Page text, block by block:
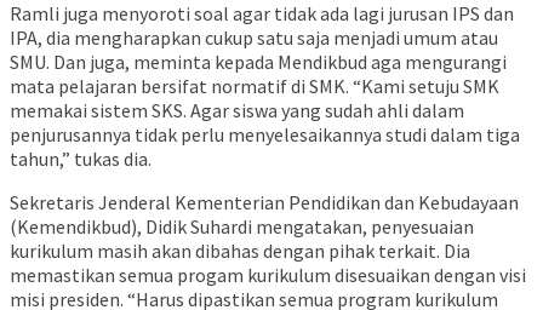
Ramli juga menyoroti soal agar tidak ada lagi jurusan IPS dan
IPA, dia mengharapkan cukup satu saja menjadi umum atau
SMU. Dan juga, meminta kepada Mendikbud aga mengurangi
mata pelajaran bersifat normatif di SMK. “Kami setuju SMK
memakai sistem SKS. Agar siswa yang sudah ahli dalam
penjurusannya tidak perlu menyelesaikannya studi dalam tiga
tahun,” tukas dia.
Sekretaris Jenderal Kementerian Pendidikan dan Kebudayaan
(Kemendikbud), Didik Suhardi mengatakan, penyesuaian
kurikulum masih akan dibahas dengan pihak terkait. Dia
memastikan semua progam kurikulum disesuaikan dengan visi
misi presiden. “Harus dipastikan semua program kurikulum